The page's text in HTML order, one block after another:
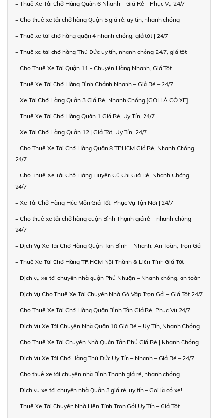
+ Thuê Xe Tải Chở Hàng Quận 6 Nhanh – Giá Rẻ – Phục Vụ 24/7
+ Cho thuê xe tải chở hàng Quận 5 giá rẻ, uy tín, nhanh chóng
+ Thuê xe tải chở hàng quận 4 nhanh chóng, giá tốt | 24/7
+ Thuê xe tải chở hàng Thủ Đức uy tín, nhanh chóng 24/7, giá tốt
+ Cho Thuê Xe Tải Quận 11 – Chuyển Hàng Nhanh, Giá Tốt
+ Thuê Xe Tải Chở Hàng Bình Chánh Nhanh – Giá Rẻ – 24/7
+ Xe Tải Chở Hàng Quận 3 Giá Rẻ, Nhanh Chóng [GỌI LÀ CÓ XE]
+ Thuê Xe Tải Chở Hàng Quận 1 Giá Rẻ, Uy Tín, 24/7
+ Xe Tải Chở Hàng Quận 12 | Giá Tốt, Uy Tín, 24/7
+ Cho Thuê Xe Tải Chở Hàng Quận 8 TPHCM Giá Rẻ, Nhanh Chóng,
24/7
+ Cho Thuê Xe Tải Chở Hàng Huyện Củ Chi Giá Rẻ, Nhanh Chóng,
24/7
+ Xe Tải Chở Hàng Hóc Môn Giá Tốt, Phục Vụ Tận Nơi | 24/7
+ Cho thuê xe tải chở hàng quận Bình Thạnh giá rẻ – nhanh chóng
24/7
+ Dịch Vụ Xe Tải Chở Hàng Quận Tân Bình – Nhanh, An Toàn, Trọn Gói
+ Thuê Xe Tải Chở Hàng TP.HCM Nội Thành & Liên Tỉnh Giá Tốt
+ Dịch vụ xe tải chuyển nhà quận Phú Nhuận – Nhanh chóng, an toàn
+ Dịch Vụ Cho Thuê Xe Tải Chuyển Nhà Gò Vấp Trọn Gói – Giá Tốt 24/7
+ Cho Thuê Xe Tải Chở Hàng Quận Bình Tân Giá Rẻ, Phục Vụ 24/7
+ Dịch Vụ Xe Tải Chuyển Nhà Quận 10 Giá Rẻ – Uy Tín, Nhanh Chóng
+ Cho Thuê Xe Tải Chuyển Nhà Quận Tân Phú Giá Rẻ | Nhanh Chóng
+ Dịch Vụ Xe Tải Chở Hàng Thủ Đức Uy Tín – Nhanh – Giá Rẻ – 24/7
+ Cho thuê xe tải chuyển nhà Bình Thạnh giá rẻ, nhanh chóng
+ Dịch vụ xe tải chuyển nhà Quận 3 giá rẻ, uy tín – Gọi là có xe!
+ Thuê Xe Tải Chuyển Nhà Liên Tỉnh Trọn Gói Uy Tín – Giá Tốt